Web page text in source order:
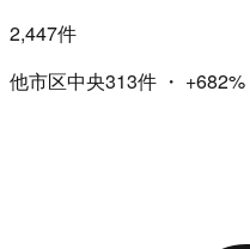
2,447件
他市区中央313件 ・ +682%